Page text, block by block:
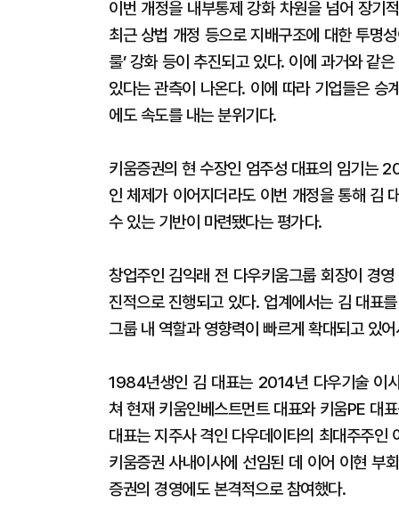
이번 개정을 내부통제 강화 차원을 넘어 장기
최근 상법 개정 등으로 지배구조에 대한 투명
룰’ 강화 등이 추진되고 있다. 이에 과거와 같
있다는 관측이 나온다. 이에 따라 기업들은 승
에도 속도를 내는 분위기다.
키움증권의 현 수장인 엄주성 대표의 임기는
인 체제가 이어지더라도 이번 개정을 통해 김
수 있는 기반이 마련됐다는 평가다.
창업주인 김익래 전 다우키움그룹 회장이 경
진적으로 진행되고 있다. 업계에서는 김 대표
그룹 내 역할과 영향력이 빠르게 확대되고 있
1984년생인 김 대표는 2014년 다우기술 이
쳐 현재 키움인베스트먼트 대표와 키움PE 대
대표는 지주사 격인 다우데이타의 최대주주
키움증권 사내이사에 선임된 데 이어 이현 부
증권의 경영에도 본격적으로 참여했다.